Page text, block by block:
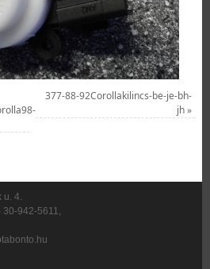
377-88-92Corollakilincs-be-je-bh-
jh»
u. 4.
30-942-5611,